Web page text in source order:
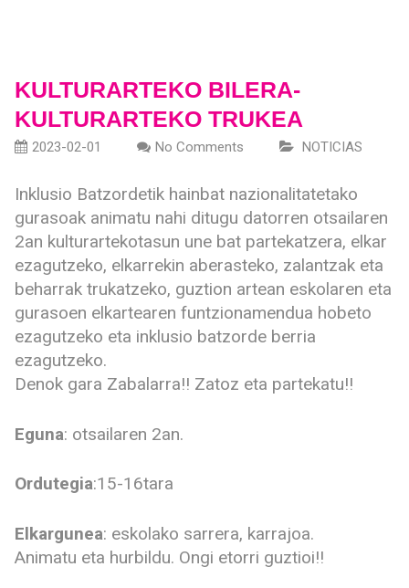
KULTURARTEKO BILERA-
KULTURARTEKO TRUKEA
2023-02-01 No Comments NOTICIAS
Inklusio Batzordetik hainbat nazionalitatetako
gurasoak animatu nahi ditugu datorren otsailaren
2an kulturartekotasun une bat partekatzera, elkar
ezagutzeko, elkarrekin aberasteko, zalantzak eta
beharrak trukatzeko, guztion artean eskolaren eta
gurasoen elkartearen funtzionamendua hobeto
ezagutzeko eta inklusio batzorde berria
ezagutzeko.
Denok gara Zabalarra!! Zatoz eta partekatu!!
Eguna: otsailaren 2an.
Ordutegia:15-16tara
Elkargunea: eskolako sarrera, karrajoa.
Animatu eta hurbildu. Ongi etorri guztioi!!